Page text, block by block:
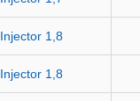
Injector 1,8
Injector 1,8